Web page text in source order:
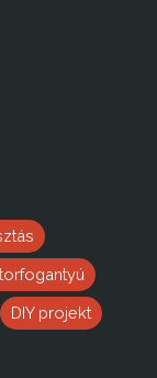
DIY projekt